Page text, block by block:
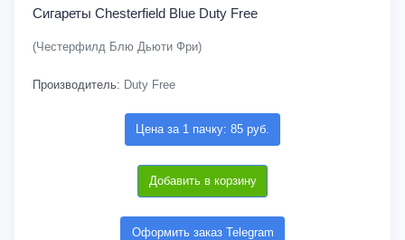
Сигареты Chesterfield Blue Duty Free
(Честерфилд Блю Дьюти Фри)
Производитель: Duty Free
Цена за 1 пачку: 85 руб.
Добавить в корзину
Оформить заказ Telegram